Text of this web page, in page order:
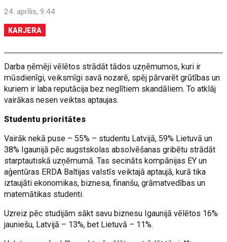
24. aprīlis, 9:44
KARJERA
Darba ņēmēji vēlētos strādāt tādos uzņēmumos, kuri ir
mūsdienīgi, veiksmīgi savā nozarē, spēj pārvarēt grūtības un
kuriem ir laba reputācija bez neglītiem skandāliem. To atklāj
vairākas nesen veiktas aptaujas.
Studentu prioritātes
Vairāk nekā puse – 55% – studentu Latvijā, 59% Lietuvā un
38% Igaunijā pēc augstskolas absolvēšanas gribētu strādāt
starptautiskā uzņēmumā. Tas secināts kompānijas EY un
aģentūras ERDA Baltijas valstīs veiktajā aptaujā, kurā tika
iztaujāti ekonomikas, biznesa, finanšu, grāmatvedības un
matemātikas studenti.
Uzreiz pēc studijām sākt savu biznesu Igaunijā vēlētos 16%
jauniešu, Latvijā – 13%, bet Lietuvā – 11%.